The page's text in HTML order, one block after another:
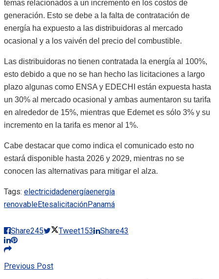
temas relacionados a un incremento en los costos de
generación. Esto se debe a la falta de contratación de
energía ha expuesto a las distribuidoras al mercado
ocasional y a los vaivén del precio del combustible.
Las distribuidoras no tienen contratada la energía al 100%,
esto debido a que no se han hecho las licitaciones a largo
plazo algunas como ENSA y EDECHI están expuesta hasta
un 30% al mercado ocasional y ambas aumentaron su tarifa
en alrededor de 15%, mientras que Edemet es sólo 3% y su
incremento en la tarifa es menor al 1%.
Cabe destacar que como indica el comunicado esto no
estará disponible hasta 2026 y 2029, mientras no se
conocen las alternativas para mitigar el alza.
Tags: electricidadenergíaenergía
renovableEtesa licitaciónPanamá
Share245 Tweet153 Share43
Previous Post